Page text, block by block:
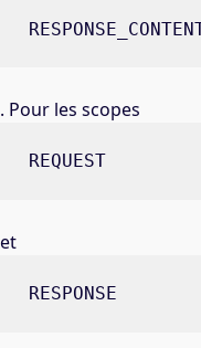
. Pour les scopes
REQUEST
et
RESPONSE